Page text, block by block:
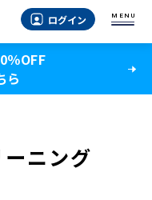
ログイン MENU
％OFF
ら
ニング